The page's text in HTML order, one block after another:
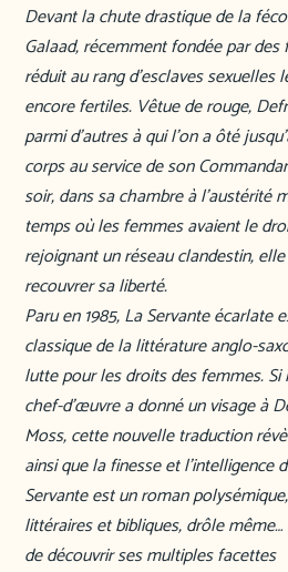
Devant la chute drastique de la
Galaad, récemment fondée par des
réduit au rang d’esclaves sexuelles
encore fertiles. Vêtue de rouge,
parmi d’autres à qui l’on a ôté
corps au service de son
soir, dans sa chambre à l’austérité
temps où les femmes avaient le
rejoignant un réseau clandestin,
recouvrer sa liberté.
Paru en 1985, La Servante écarlate
classique de la littérature anglo-
lutte pour les droits des femmes. Si
chef-d’œuvre a donné un visage à
Moss, cette nouvelle traduction
ainsi que la finesse et l’intelligence
Servante est un roman
littéraires et bibliques, drôle même…
de découvrir ses multiples facettes